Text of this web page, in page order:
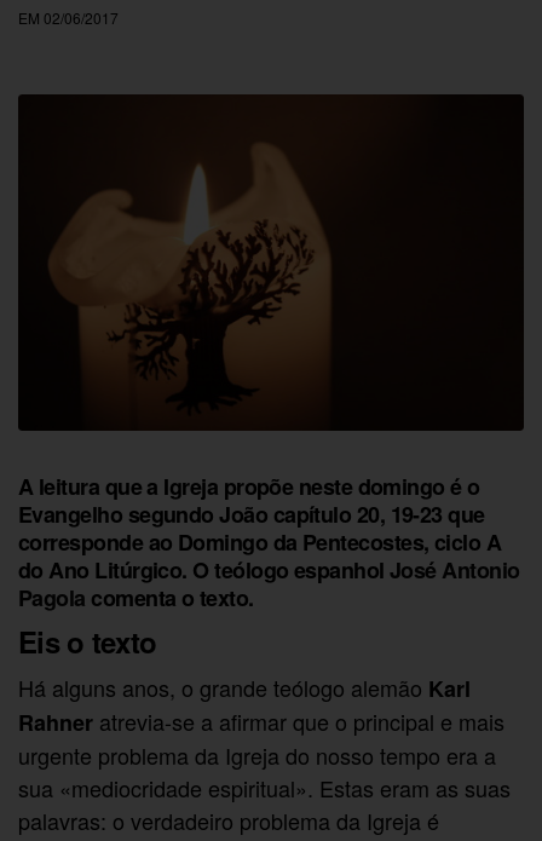
EM 02/06/2017
A leitura que a Igreja propõe neste domingo é o
Evangelho segundo João capítulo 20, 19-23 que
corresponde ao Domingo da Pentecostes, ciclo A
do Ano Litúrgico. O teólogo espanholJosé Antonio
Pagola comenta o texto.
Eis o texto
Há alguns anos, o grande teólogo alemão Karl
Rahner atrevia-se a afirmar que o principal e mais
urgente problema da Igreja do nosso tempo era a
sua «mediocridade espiritual». Estas eram as suas
palavras: o verdadeiro problema da Igreja é